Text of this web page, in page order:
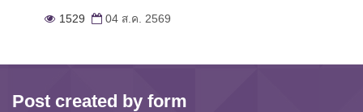
1529 04 ส.ค. 2569
Post created by form